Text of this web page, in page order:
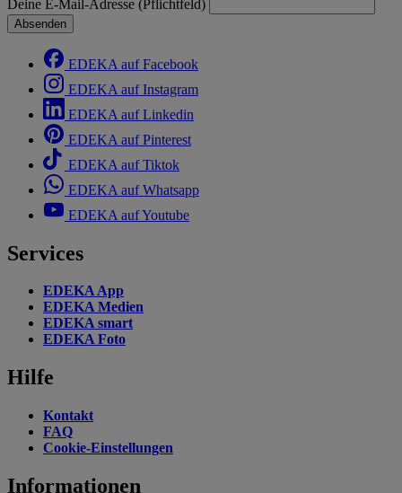
Deine E-Mail-Adresse (Pflichtfeld)
Absenden
EDEKA auf Facebook
EDEKA auf Instagram
EDEKA auf Linkedin
EDEKA auf Pinterest
EDEKA auf Tiktok
EDEKA auf Whatsapp
EDEKA auf Youtube
Services
EDEKA App
EDEKA Medien
EDEKA smart
EDEKA Foto
Hilfe
Kontakt
FAQ
Cookie-Einstellungen
Informationen